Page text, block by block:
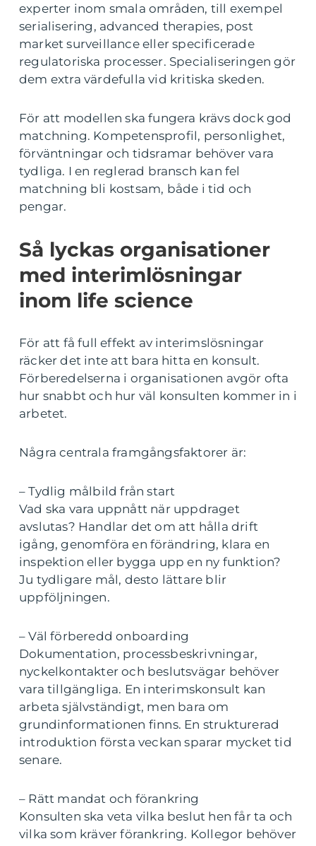
experter inom smala områden, till exempel
serialisering, advanced therapies, post
market surveillance eller specificerade
regulatoriska processer. Specialiseringen gör
dem extra värdefulla vid kritiska skeden.
För att modellen ska fungera krävs dock god
matchning. Kompetensprofil, personlighet,
förväntningar och tidsramar behöver vara
tydliga. I en reglerad bransch kan fel
matchning bli kostsam, både i tid och
pengar.
Så lyckas organisationer
med interimlösningar
inom life science
För att få full effekt av interimslösningar
räcker det inte att bara hitta en konsult.
Förberedelserna i organisationen avgör ofta
hur snabbt och hur väl konsulten kommer in i
arbetet.
Några centrala framgångsfaktorer är:
– Tydlig målbild från start
Vad ska vara uppnått när uppdraget
avslutas? Handlar det om att hålla drift
igång, genomföra en förändring, klara en
inspektion eller bygga upp en ny funktion?
Ju tydligare mål, desto lättare blir
uppföljningen.
– Väl förberedd onboarding
Dokumentation, processbeskrivningar,
nyckelkontakter och beslutsvägar behöver
vara tillgängliga. En interimskonsult kan
arbeta självständigt, men bara om
grundinformationen finns. En strukturerad
introduktion första veckan sparar mycket tid
senare.
– Rätt mandat och förankring
Konsulten ska veta vilka beslut hen får ta och
vilka som kräver förankring. Kollegor behöver